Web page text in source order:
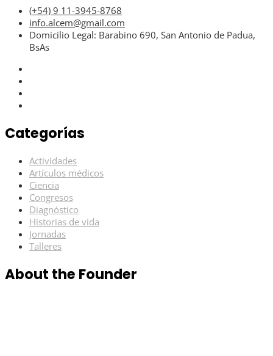
(+54) 9 11-3945-8768
info.alcem@gmail.com
Domicilio Legal: Barabino 690, San Antonio de Padua,
BsAs
Categorías
Actividades
Artículos médicos
Ciencia
Congresos
Diagnóstico
Historias de vida
Jornadas
Talleres
About the Founder